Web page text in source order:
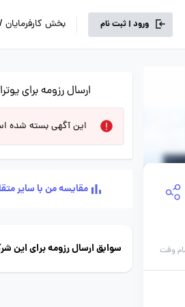
ورود | ثبت نام بخش
وقت
ارسال رزومه برای
این آگهی بسته شده
مقایسه من با سایر
سوابق ارسال رزومه برای این